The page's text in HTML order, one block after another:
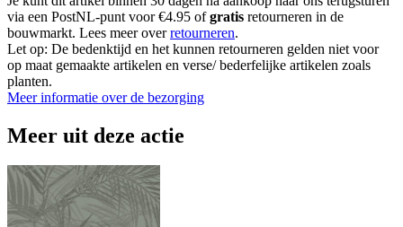
via een PostNL-punt voor €4.95 ofgratis retourneren in de
bouwmarkt. Lees meer overretourneren.
Let op: De bedenktijd en het kunnen retourneren gelden niet voor
op maat gemaakte artikelen en verse/ bederfelijke artikelen zoals
planten.
Meer informatie over de bezorging
Meer uit deze actie